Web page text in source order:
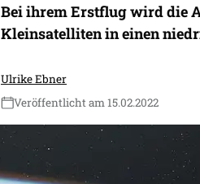
Bei ihrem Erstflug wird die
Kleinsatelliten in einen
Ulrike Ebner
Veröffentlicht am 15.02.2022